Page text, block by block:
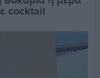
cocktail